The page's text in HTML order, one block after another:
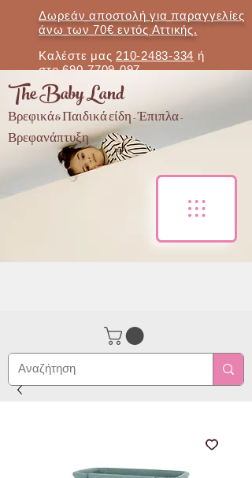
Δωρεάν αποστολή για παραγγελίες
άνω των 70€ εντός Αττικής.
Καλέστε μας 210-2483-334 ή
στο690-7709-097
The Baby Land
Βρεφικά & Παιδικά είδη - Έπιπλα -
Βρεφανάπτυξη